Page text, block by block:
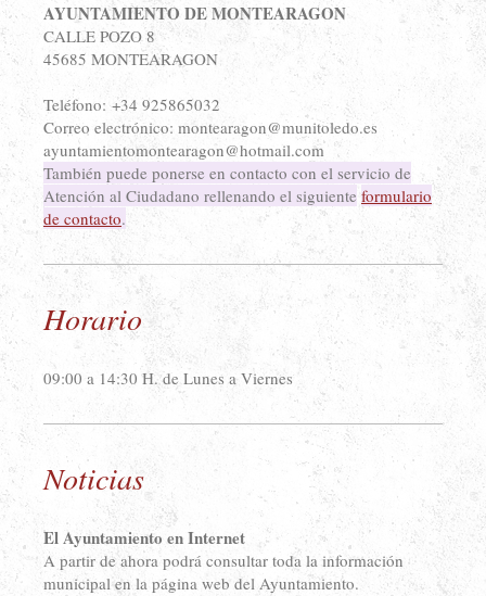
AYUNTAMIENTO DE MONTEARAGON
CALLE POZO 8
45685 MONTEARAGON
Teléfono: +34 925865032
Correo electrónico: montearagon@munitoledo.es
ayuntamientomontearagon@hotmail.com
También puede ponerse en contacto con el servicio de
Atención al Ciudadano rellenando el siguiente formulario
de contacto.
Horario
09:00 a 14:30 H. de Lunes a Viernes
Noticias
El Ayuntamiento en Internet
A partir de ahora podrá consultar toda la información
municipal en la página web del Ayuntamiento.